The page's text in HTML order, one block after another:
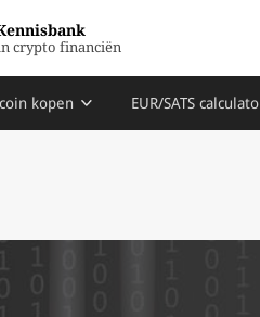
crypto financiën
kopen EUR/SATS